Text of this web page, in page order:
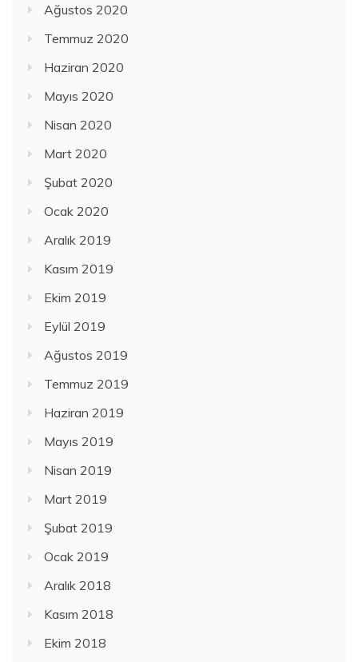
Ağustos 2020
Temmuz 2020
Haziran 2020
Mayıs 2020
Nisan 2020
Mart 2020
Şubat 2020
Ocak 2020
Aralık 2019
Kasım 2019
Ekim 2019
Eylül 2019
Ağustos 2019
Temmuz 2019
Haziran 2019
Mayıs 2019
Nisan 2019
Mart 2019
Şubat 2019
Ocak 2019
Aralık 2018
Kasım 2018
Ekim 2018